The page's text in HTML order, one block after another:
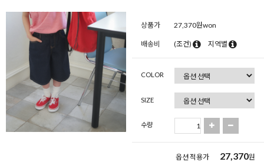
상품가 27,370원won
배송비 (조건) 지역별
COLOR
SIZE
수량
옵션 적용가 27,370원